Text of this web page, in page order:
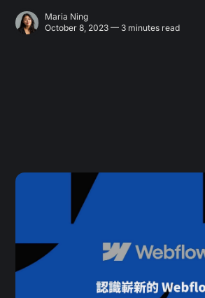
Maria Ning
October 8, 2023 — 3 minutes read